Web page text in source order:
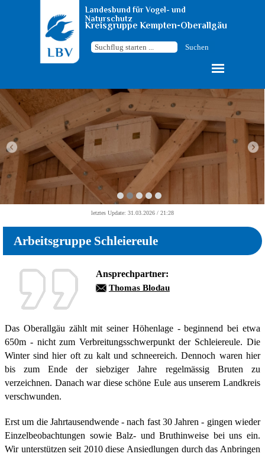
Kreisgruppe Kempten-Oberallgäu
Landesbund für Vogel- und
Naturschutz
Suchen
letztes Update: 31.03.2026 / 21:28
Arbeitsgruppe Schleiereule
Ansprechpartner:
Thomas Blodau
Das Oberallgäu zählt mit seiner Höhenlage - beginnend bei etwa
650m - nicht zum Verbreitungsschwerpunkt der Schleiereule. Die
Winter sind hier oft zu kalt und schneereich. Dennoch waren hier
bis zum Ende der siebziger Jahre regelmässig Bruten zu
verzeichnen. Danach war diese schöne Eule aus unserem Landkreis
verschwunden.
Erst um die Jahrtausendwende - nach fast 30 Jahren - gingen wieder
Einzelbeobachtungen sowie Balz- und Bruthinweise bei uns ein.
Wir unterstützen seit 2010 diese Ansiedlungen durch das Anbringen